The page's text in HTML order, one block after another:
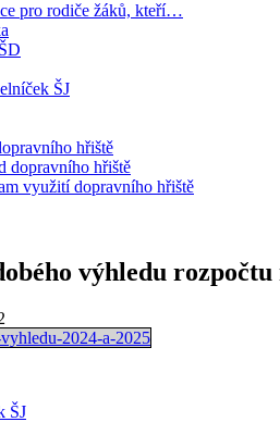
pro rodiče žáků, kteří…
ŠJ
hřiště
dopravního hřiště
využití dopravního hřiště
výhledu rozpočtu
2024-a-2025
ŠJ